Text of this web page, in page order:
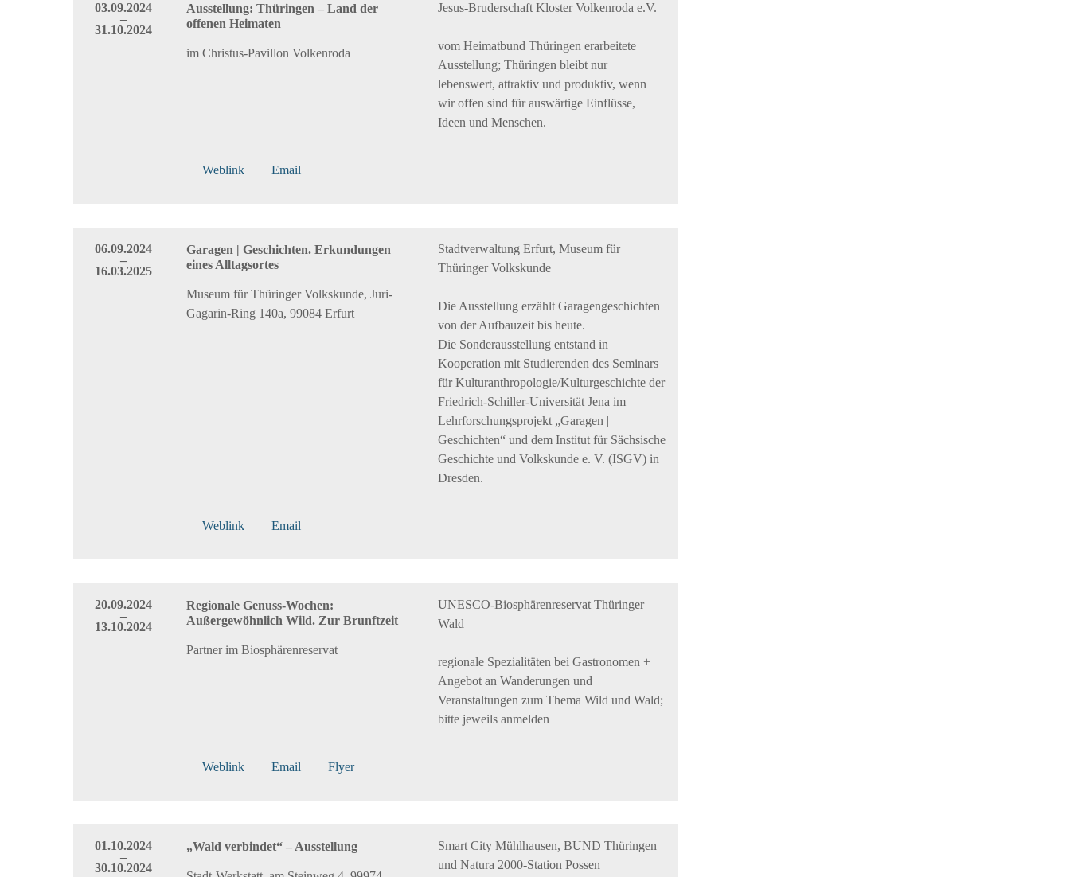
03.09.2024
–
31.10.2024
Ausstellung: Thüringen – Land der
offenen Heimaten
im Christus-Pavillon Volkenroda
Jesus-Bruderschaft Kloster Volkenroda e.V.
vom Heimatbund Thüringen erarbeitete
Ausstellung; Thüringen bleibt nur
lebenswert, attraktiv und produktiv, wenn
wir offen sind für auswärtige Einflüsse,
Ideen und Menschen.
Weblink Email
06.09.2024
–
16.03.2025
Garagen | Geschichten. Erkundungen
eines Alltagsortes
Museum für Thüringer Volkskunde, Juri-
Gagarin-Ring 140a, 99084 Erfurt
Stadtverwaltung Erfurt, Museum für
Thüringer Volkskunde
Die Ausstellung erzählt Garagengeschichten
von der Aufbauzeit bis heute.
Die Sonderausstellung entstand in
Kooperation mit Studierenden des Seminars
für Kulturanthropologie/Kulturgeschichte der
Friedrich-Schiller-Universität Jena im
Lehrforschungsprojekt „Garagen |
Geschichten“ und dem Institut für Sächsische
Geschichte und Volkskunde e. V. (ISGV) in
Dresden.
Weblink Email
20.09.2024
–
13.10.2024
Regionale Genuss-Wochen:
Außergewöhnlich Wild. Zur Brunftzeit
Partner im Biosphärenreservat
UNESCO-Biosphärenreservat Thüringer
Wald
regionale Spezialitäten bei Gastronomen +
Angebot an Wanderungen und
Veranstaltungen zum Thema Wild und Wald;
bitte jeweils anmelden
Weblink Email Flyer
01.10.2024
–
30.10.2024
„Wald verbindet“ – Ausstellung
Smart City Mühlhausen, BUND Thüringen
und Natura 2000-Station Possen